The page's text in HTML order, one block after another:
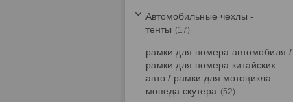
Автомобильные чехлы -
тенты
17
рамки для номера автомобиля /
рамки для номера китайских
авто / рамки для мотоцикла
мопеда скутера
52